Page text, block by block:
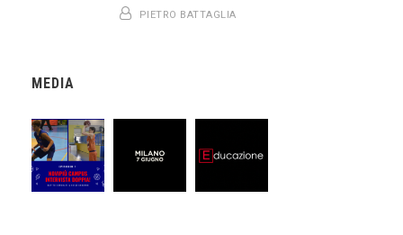
PIETRO BATTAGLIA
MEDIA